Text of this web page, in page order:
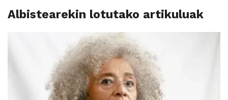
Albistearekin lotutako artikuluak